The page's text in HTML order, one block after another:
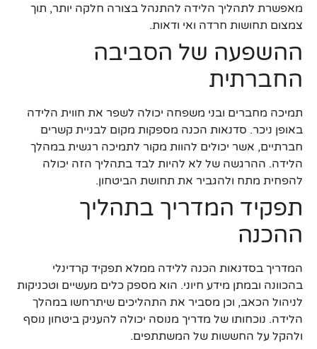
מאפשרת לתהליך הלידה להתנהל בצורה חלקה יותר, תוך
צמצום תחושות חרדה ואי ודאות.
ההשפעה של הסביבה
החברתית
תמיכה מחברים ובני משפחה יכולה לשפר את חווית הלידה
באופן ניכר. סדנאות הכנה מספקות מקום לבניית קשרים
חברתיים, אשר יכולים להוות מקור לתמיכה רגשית במהלך
הלידה. ההרגשה של לא להיות לבד בתהליך הזה יכולה
להפחית מתח ולהגביר את תחושת הביטחון.
תפקיד המדריך בתהליך
ההכנה
המדריך בסדנאות הכנה ללידה ממלא תפקיד קרדינלי
בהכוונה ובמתן מידע חיוני. הוא מספק כלים מעשיים וטכניקות
לניהול הכאב, וכן מסביר את התהליכים שיתרחשו במהלך
הלידה. נוכחותו של מדריך מנוסה יכולה להעניק ביטחון נוסף
ולהקל על החששות של המשתתפים.